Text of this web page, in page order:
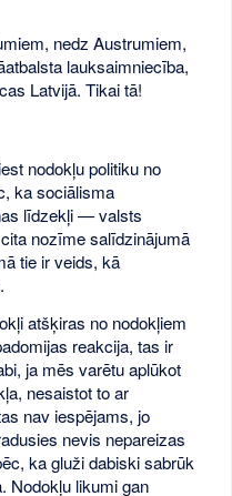
nedz Austrumiem,
lauksaimniecība,
Latvijā. Tikai tā!
nodokļu politiku no
ka sociālisma
līdzekļi — valsts
nozīme salīdzinājumā
tie ir veids, kā
atšķiras no nodokļiem
reakcija, tas ir
ja mēs varētu aplūkot
nesaistot to ar
nav iespējams, jo
nevis nepareizas
ka gluži dabiski sabrūk
Nodokļu likumi gan